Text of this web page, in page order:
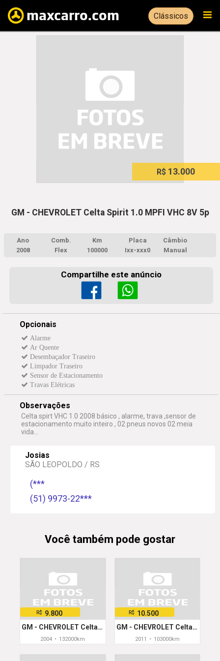
Clássicos
R$ 13.000
GM - CHEVROLET Celta Spirit 1.0 MPFI VHC 8V 5p
Ano
2008
Comb.
Flex
Km
100000
Placa
Ixx-xxx0
Câmbio
Manual
Compartilhe este anúncio
Opcionais
Alarme
Ar Quente
Desembaçador Traseiro
Limpador Traseiro
Sensor de Estacionamento
Travas Elétricas
Observações
Celta spirt VHC 1.0 2008 básico , alarme, trava ,sensor de
estacionamento muito inteiro , 02 pneus novos 02 meia
vida...
Josias
SÃO LEOPOLDO / RS
(***
(51) 9973-22***
Você também pode gostar
R$
9.800
GM - CHEVROLET Celta 1.0/Super/N.Piq.1.0 MPFi VHC 8V 3p
2004 • 132000km
R$
10.500
GM - CHEVROLET Celta Life 1.0 MPFI VHC 8V 3p
2011 • 103000km